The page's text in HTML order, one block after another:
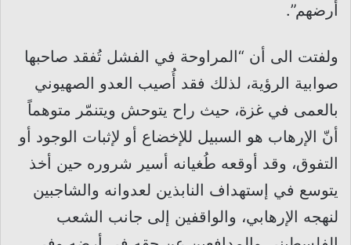
أرضهم”.
ولفتت الى أن “المراوحة في الفشل تُفقد صاحبها
صوابية الرؤية، لذلك فقد أُصيب العدو الصهيوني
بالعمى في غزة، حيث راح يتوحش ويتنمّر متوهماً
أنّ الإرهاب هو السبيل للإخضاع أو لإثبات الوجود أو
التفوق، وقد أوقعه طُغيانه أسير شروره حين أخذ
يتوسع في إستهداف النابذين لعدوانه والشاجبين
لنهجه الإرهابي، والواقفين إلى جانب الشعب